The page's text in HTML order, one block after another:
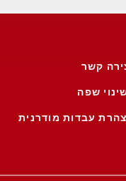
קשר
שפה
עבדות מודרנית